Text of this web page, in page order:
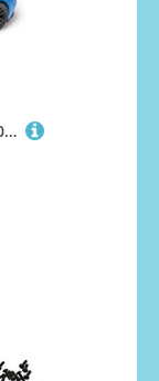
Carson 1:24 Ford GT 2.4GHz 100% RTR - Ferngesteuertes Auto, LED-Beleuchtung, Fahrzeit ca. 60 min, RC Auto, RC Fahrzeug, Remote Control, Ferngesteuertes Spielzeug